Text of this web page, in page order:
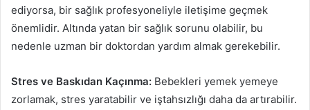
ediyorsa, bir sağlık profesyoneliyle iletişime geçmek
önemlidir. Altında yatan bir sağlık sorunu olabilir, bu
nedenle uzman bir doktordan yardım almak gerekebilir.
Stres ve Baskıdan Kaçınma: Bebekleri yemek yemeye
zorlamak, stres yaratabilir ve iştahsızlığı daha da artırabilir.